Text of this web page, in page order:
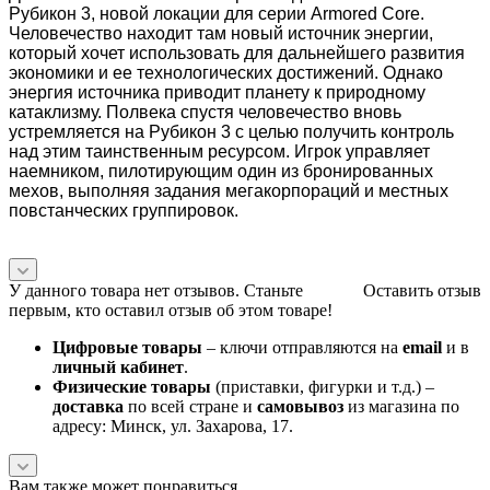
Рубикон 3, новой локации для серии Armored Core.
Человечество находит там новый источник энергии,
который хочет использовать для дальнейшего развития
экономики и ее технологических достижений. Однако
энергия источника приводит планету к природному
катаклизму. Полвека спустя человечество вновь
устремляется на Рубикон 3 с целью получить контроль
над этим таинственным ресурсом. Игрок управляет
наемником, пилотирующим один из бронированных
мехов, выполняя задания мегакорпораций и местных
повстанческих группировок.
Оставить отзыв
У данного товара нет отзывов. Станьте
первым, кто оставил отзыв об этом товаре!
Цифровые товары – ключи отправляются на email и в
личный кабинет.
Физические товары (приставки, фигурки и т.д.) –
доставка по всей стране и самовывоз из магазина по
адресу: Минск, ул. Захарова, 17.
Вам также может понравиться